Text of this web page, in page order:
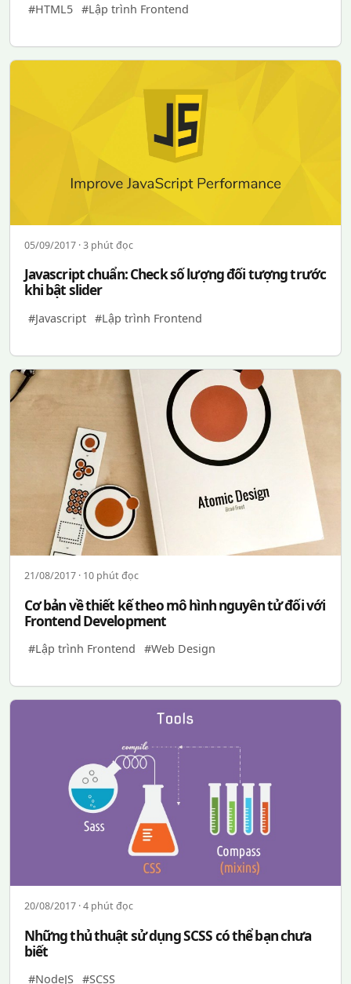
#HTML5 #Lập trình Frontend
05/09/2017 · 3 phút đọc
Javascript chuẩn: Check số lượng đối tượng trước
khi bật slider
#Javascript #Lập trình Frontend
21/08/2017 · 10 phút đọc
Cơ bản về thiết kế theo mô hình nguyên tử đối với
Frontend Development
#Lập trình Frontend #Web Design
20/08/2017 · 4 phút đọc
Những thủ thuật sử dụng SCSS có thể bạn chưa
biết
#NodeJS #SCSS